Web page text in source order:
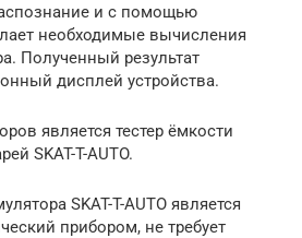
и с помощью
необходимые вычисления
Полученный результат
дисплей устройства.
является тестер ёмкости
SKAT-T-AUTO.
SKAT-T-AUTO является
прибором, не требует